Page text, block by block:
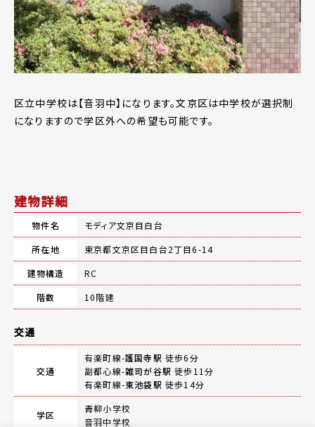
区立中学校は【音羽中】になります。文京区は中学校が選択制
になりますので学区外への希望も可能です。
建物詳細
物件名
モディア文京目白台
所在地
東京都文京区目白台2丁目6-14
建物構造
RC
階数
10階建
交通
交通
有楽町線-護国寺駅 徒歩6分
副都心線-雑司が谷駅 徒歩11分
有楽町線-東池袋駅 徒歩14分
学区
青柳小学校
音羽中学校